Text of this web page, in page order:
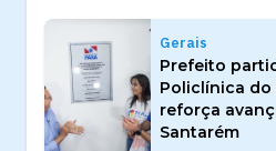
Gerais
Prefeito
Policlínica do
reforça
Santarém